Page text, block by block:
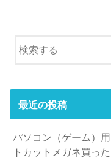
最近の投稿
パソコン（ゲーム）
トカットメガネ買った